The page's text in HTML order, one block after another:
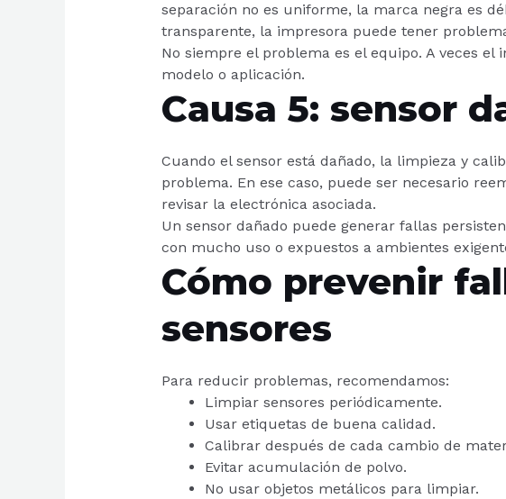
separación no es uniforme, la marca negra es
transparente, la impresora puede tener
No siempre el problema es el equipo. A veces el
modelo o aplicación.
Causa 5: sensor
Cuando el sensor está dañado, la limpieza y
problema. En ese caso, puede ser necesario
revisar la electrónica asociada.
Un sensor dañado puede generar fallas
con mucho uso o expuestos a ambientes
Cómo prevenir
sensores
Para reducir problemas, recomendamos:
Limpiar sensores periódicamente.
Usar etiquetas de buena calidad.
Calibrar después de cada cambio de
Evitar acumulación de polvo.
No usar objetos metálicos para limpiar.